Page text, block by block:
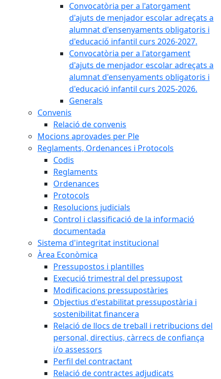
Convocatòria per a l'atorgament
d'ajuts de menjador escolar adreçats a
alumnat d'ensenyaments obligatoris i
d'educació infantil curs 2026-2027.
Convocatòria per a l'atorgament
d'ajuts de menjador escolar adreçats a
alumnat d'ensenyaments obligatoris i
d'educació infantil curs 2025-2026.
Generals
Convenis
Relació de convenis
Mocions aprovades per Ple
Reglaments, Ordenances i Protocols
Codis
Reglaments
Ordenances
Protocols
Resolucions judicials
Control i classificació de la informació
documentada
Sistema d'integritat institucional
Àrea Econòmica
Pressupostos i plantilles
Execució trimestral del pressupost
Modificacions pressupostàries
Objectius d'estabilitat pressupostària i
sostenibilitat financera
Relació de llocs de treball i retribucions del
personal, directius, càrrecs de confiança
i/o assessors
Perfil del contractant
Relació de contractes adjudicats